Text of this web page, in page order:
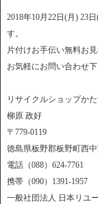
2018年10月22日(月) 23
す。
片付けお手伝い無料お
お気軽にお問い合わせ下
リサイクルショップか
柳原 政好
〒779-0119
徳島県板野郡板野町西
電話（088）624-7761
携帯（090）1391-1957
一般社団法人 日本リユ